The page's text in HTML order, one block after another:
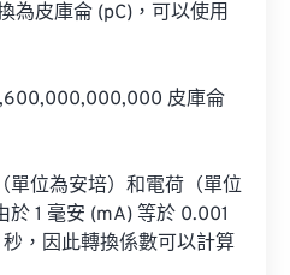
為皮庫侖 (pC)，可以使用
皮庫侖
單位為安培）和電荷（單位
1 毫安 (mA) 等於 0.001
，因此轉換係數可以計算